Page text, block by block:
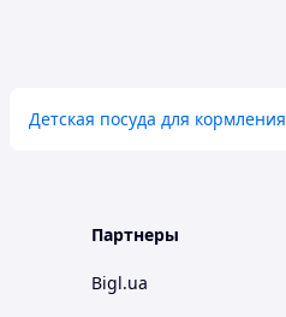
Детская посуда для кормления
Партнеры
Bigl.ua